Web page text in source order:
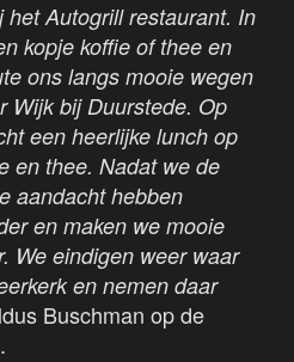
Autogrill restaurant. In
kopje koffie of thee en
ons langs mooie wegen
Wijk bij Duurstede. Op
een heerlijke lunch op
en thee. Nadat we de
aandacht hebben
en maken we mooie
We eindigen weer waar
en nemen daar
Buschman op de
.